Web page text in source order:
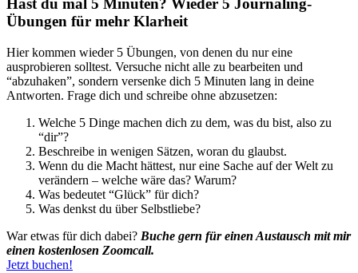
Hast du mal 5 Minuten? Wieder 5 Journaling-
Übungen für mehr Klarheit
Hier kommen wieder 5 Übungen, von denen du nur eine
ausprobieren solltest. Versuche nicht alle zu bearbeiten und
“abzuhaken”, sondern versenke dich 5 Minuten lang in deine
Antworten. Frage dich und schreibe ohne abzusetzen:
Welche 5 Dinge machen dich zu dem, was du bist, also zu
“dir”?
Beschreibe in wenigen Sätzen, woran du glaubst.
Wenn du die Macht hättest, nur eine Sache auf der Welt zu
verändern – welche wäre das? Warum?
Was bedeutet “Glück” für dich?
Was denkst du über Selbstliebe?
War etwas für dich dabei? Buche gern für einen Austausch mit mir
einen kostenlosen Zoomcall.
Jetzt buchen!